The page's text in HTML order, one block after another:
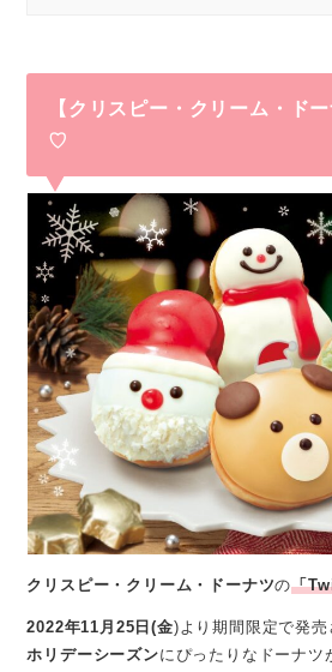
【クリスピー・クリーム・ド
♡
クリスピー・クリーム・ドーナツの「
2022年11月25日(金)より期間限定で発
ホリデーシーズンにぴったりなドーナツ